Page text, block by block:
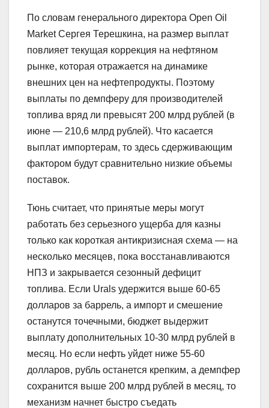
По словам генерального директора Open Oil
Market Сергея Терешкина, на размер выплат
повлияет текущая коррекция на нефтяном
рынке, которая отражается на динамике
внешних цен на нефтепродукты. Поэтому
выплаты по демпферу для производителей
топлива вряд ли превысят 200 млрд рублей (в
июне — 210,6 млрд рублей). Что касается
выплат импортерам, то здесь сдерживающим
фактором будут сравнительно низкие объемы
поставок.
Тюнь считает, что принятые меры могут
работать без серьезного ущерба для казны
только как короткая антикризисная схема — на
несколько месяцев, пока восстанавливаются
НПЗ и закрывается сезонный дефицит
топлива. Если Urals удержится выше 60-65
долларов за баррель, а импорт и смешение
останутся точечными, бюджет выдержит
выплату дополнительных 10-30 млрд рублей в
месяц. Но если нефть уйдет ниже 55-60
долларов, рубль останется крепким, а демпфер
сохранится выше 200 млрд рублей в месяц, то
механизм начнет быстро съедать